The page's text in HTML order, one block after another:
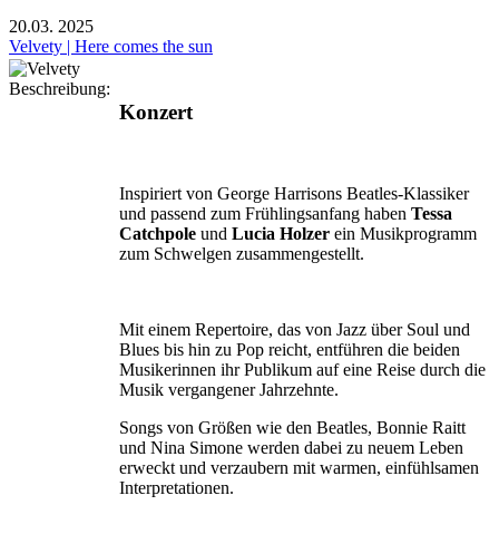
20.03. 2025
Velvety | Here comes the sun
Beschreibung:
Konzert
Inspiriert von George Harrisons Beatles-Klassiker
und passend zum Frühlingsanfang haben Tessa
Catchpole und Lucia Holzer ein Musikprogramm
zum Schwelgen zusammengestellt.
Mit einem Repertoire, das von Jazz über Soul und
Blues bis hin zu Pop reicht, entführen die beiden
Musikerinnen ihr Publikum auf eine Reise durch die
Musik vergangener Jahrzehnte.
Songs von Größen wie den Beatles, Bonnie Raitt
und Nina Simone werden dabei zu neuem Leben
erweckt und verzaubern mit warmen, einfühlsamen
Interpretationen.